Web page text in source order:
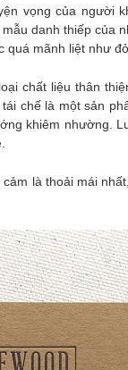
vọng của người
danh thiếp của
quá mãnh liệt như
chất liệu thân
chế là một sản
khiêm nhường.
là thoải mái